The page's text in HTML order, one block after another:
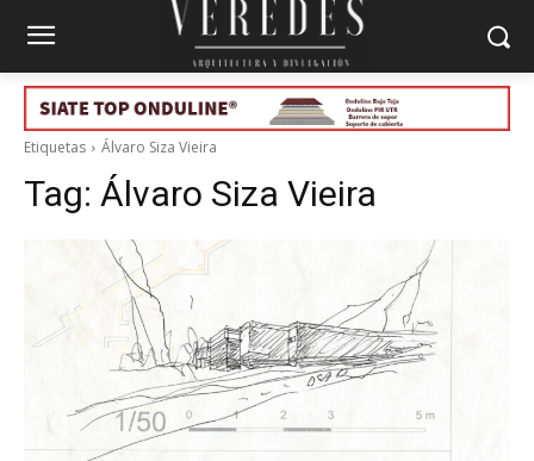
Etiquetas Álvaro Siza Vieira
Tag: Álvaro Siza Vieira